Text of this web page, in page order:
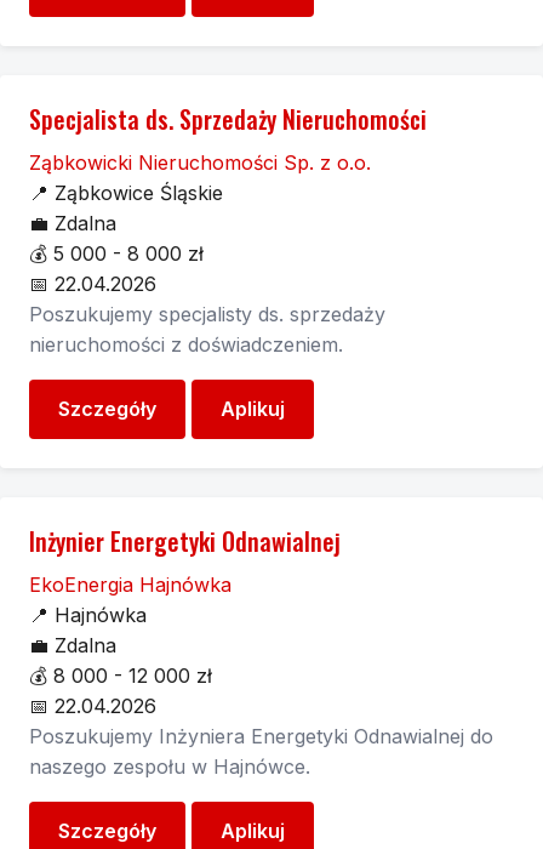
Specjalista ds. Sprzedaży Nieruchomości
Ząbkowicki Nieruchomości Sp. z o.o.
📍 Ząbkowice Śląskie
💼 Zdalna
💰 5 000 - 8 000 zł
📅 22.04.2026
Poszukujemy specjalisty ds. sprzedaży
nieruchomości z doświadczeniem.
Szczegóły Aplikuj
Inżynier Energetyki Odnawialnej
EkoEnergia Hajnówka
📍 Hajnówka
💼 Zdalna
💰 8 000 - 12 000 zł
📅 22.04.2026
Poszukujemy Inżyniera Energetyki Odnawialnej do
naszego zespołu w Hajnówce.
Szczegóły Aplikuj